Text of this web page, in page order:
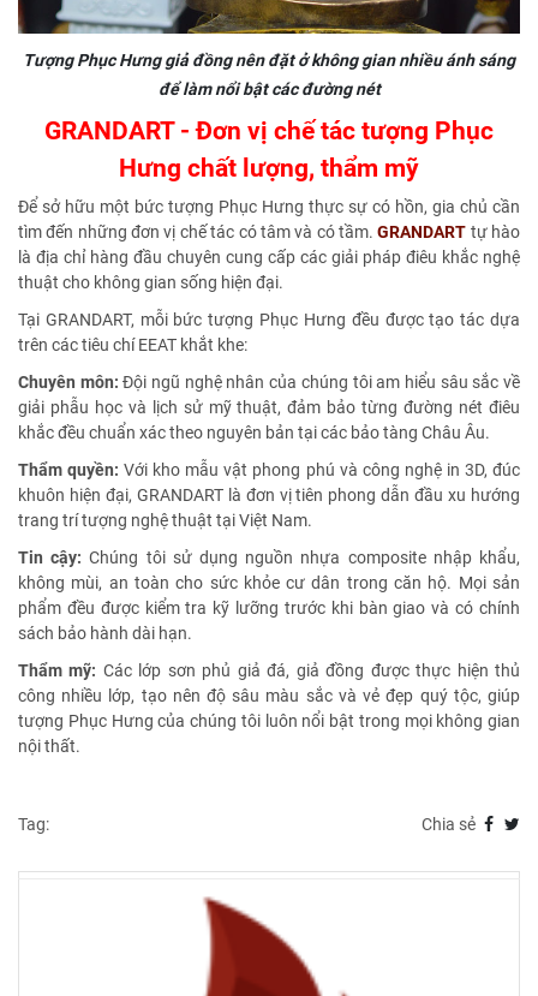
Tượng Phục Hưng giả đồng nên đặt ở không gian nhiều ánh sáng
để làm nổi bật các đường nét
GRANDART - Đơn vị chế tác tượng Phục
Hưng chất lượng, thẩm mỹ
Để sở hữu một bức tượng Phục Hưng thực sự có hồn, gia chủ cần
tìm đến những đơn vị chế tác có tâm và có tầm.GRANDART tự hào
là địa chỉ hàng đầu chuyên cung cấp các giải pháp điêu khắc nghệ
thuật cho không gian sống hiện đại.
Tại GRANDART, mỗi bức tượng Phục Hưng đều được tạo tác dựa
trên các tiêu chí EEAT khắt khe:
Chuyên môn: Đội ngũ nghệ nhân của chúng tôi am hiểu sâu sắc về
giải phẫu học và lịch sử mỹ thuật, đảm bảo từng đường nét điêu
khắc đều chuẩn xác theo nguyên bản tại các bảo tàng Châu Âu.
Thẩm quyền: Với kho mẫu vật phong phú và công nghệ in 3D, đúc
khuôn hiện đại, GRANDART là đơn vị tiên phong dẫn đầu xu hướng
trang trí tượng nghệ thuật tại Việt Nam.
Tin cậy: Chúng tôi sử dụng nguồn nhựa composite nhập khẩu,
không mùi, an toàn cho sức khỏe cư dân trong căn hộ. Mọi sản
phẩm đều được kiểm tra kỹ lưỡng trước khi bàn giao và có chính
sách bảo hành dài hạn.
Thẩm mỹ: Các lớp sơn phủ giả đá, giả đồng được thực hiện thủ
công nhiều lớp, tạo nên độ sâu màu sắc và vẻ đẹp quý tộc, giúp
tượng Phục Hưng của chúng tôi luôn nổi bật trong mọi không gian
nội thất.
Tag: Chia sẻ